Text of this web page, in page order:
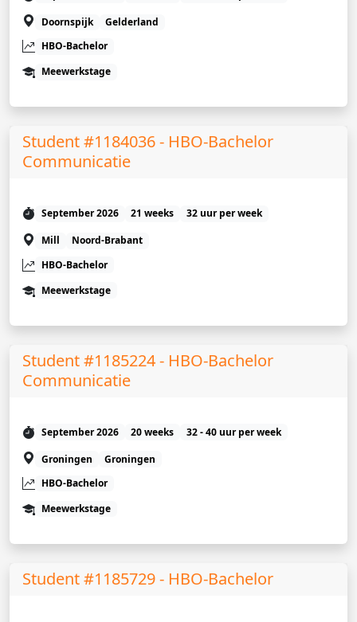
Doornspijk
Gelderland
HBO-Bachelor
Meewerkstage
Student #1184036 - HBO-Bachelor
Communicatie
September 2026 21 weeks
32 uur per week
Mill
Noord-Brabant
HBO-Bachelor
Meewerkstage
Student #1185224 - HBO-Bachelor
Communicatie
September 2026 20 weeks
32 - 40 uur per week
Groningen
Groningen
HBO-Bachelor
Meewerkstage
Student #1185729 - HBO-Bachelor